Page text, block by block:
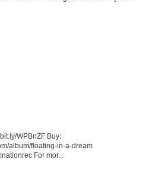
WPBnZF Buy:
album/floating-in-a-dream
For mor...